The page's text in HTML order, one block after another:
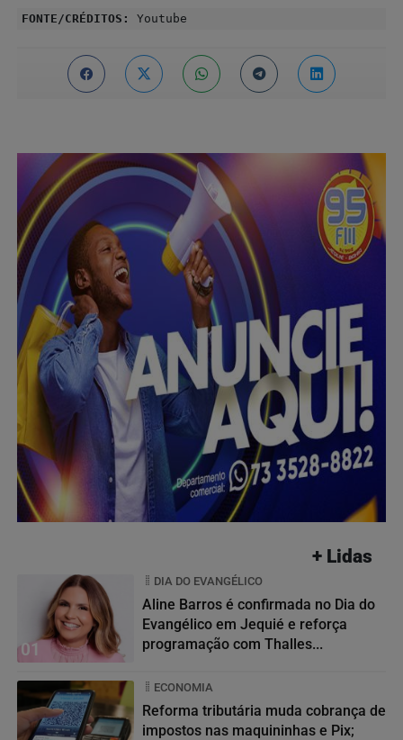
FONTE/CRÉDITOS: Youtube
+ Lidas
01
DIA DO EVANGÉLICO
Aline Barros é confirmada no Dia do
Evangélico em Jequié e reforça
programação com Thalles...
ECONOMIA
Reforma tributária muda cobrança de
impostos nas maquininhas e Pix;